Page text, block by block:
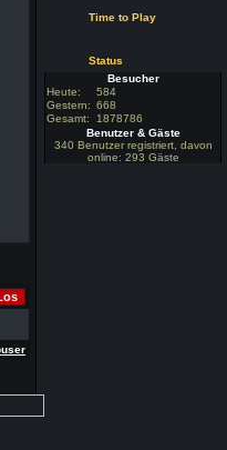
Time to Play
Status
Besucher
Heute:
584
Gestern: 668
Gesamt:
1878786
Benutzer & Gäste
340 Benutzer registriert, davon
online: 293 Gäste